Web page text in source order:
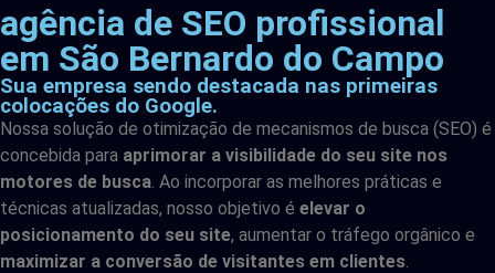
agência de SEO profissional
em São Bernardo do Campo
Sua empresa sendo destacada nas primeiras
colocações do Google.
Nossa solução de otimização de mecanismos de busca (SEO) é
concebida para aprimorar a visibilidade do seu site nos
motores de busca . Ao incorporar as melhores práticas e
técnicas atualizadas, nosso objetivo é elevar o
posicionamento do seu site, aumentar o tráfego orgânico e
maximizar a conversão de visitantes em clientes